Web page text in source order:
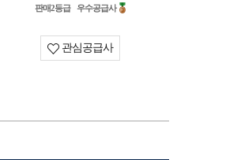
판매2등급 우수공급사
관심공급사